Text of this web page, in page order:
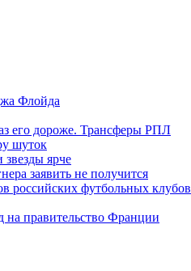
Флойда
его дороже. Трансферы РПЛ
шуток
ярче
заявить не получится
российских футбольных клубов
правительство Франции